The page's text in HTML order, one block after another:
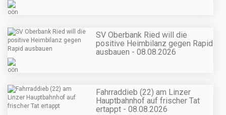
SV Oberbank Ried will die
positive Heimbilanz gegen Rapid
ausbauen - 08.08.2026
Fahrraddieb (22) am Linzer
Hauptbahnhof auf frischer Tat
ertappt - 08.08.2026